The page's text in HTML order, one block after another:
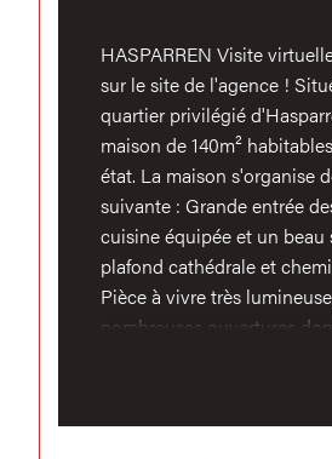
HASPARREN Visite
sur le site de l'agence !
quartier privilégié
maison de 140m²
état. La maison s'organise
suivante : Grande entrée
cuisine équipée et un beau
plafond cathédrale et
Pièce à vivre très
nombreuses ouvertures